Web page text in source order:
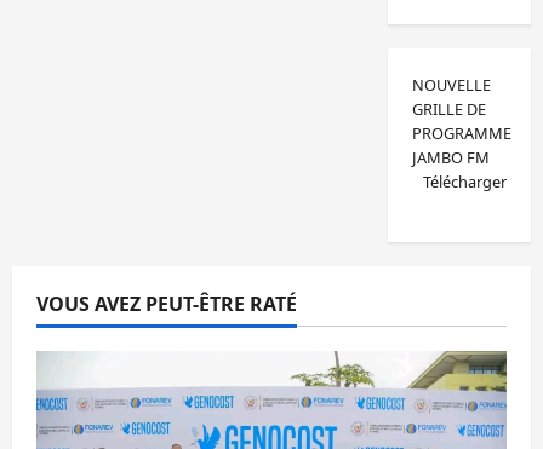
NOUVELLE
GRILLE DE
PROGRAMME
JAMBO FM
Télécharger
VOUS AVEZ PEUT-ÊTRE RATÉ